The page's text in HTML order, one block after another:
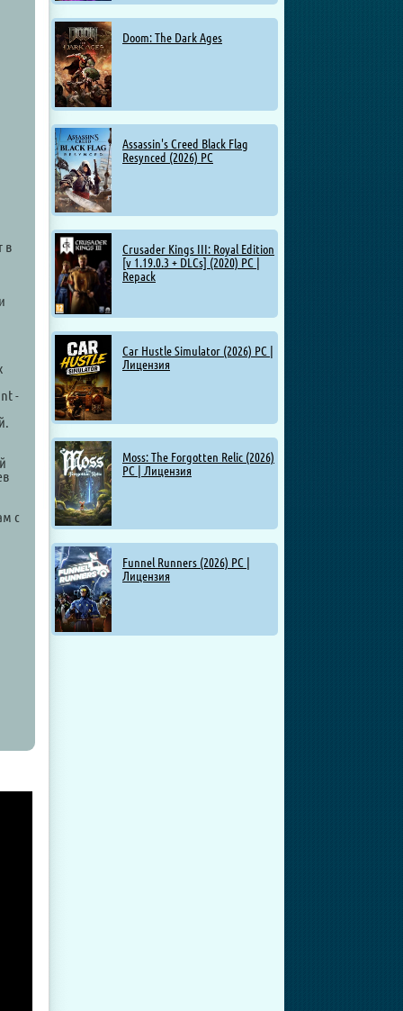
Doom: The Dark Ages
Assassin's Creed Black Flag
Resynced (2026) PC
Crusader Kings III: Royal Edition
[v 1.19.0.3 + DLCs] (2020) PC |
Repack
Car Hustle Simulator (2026) PC |
Лицензия
Moss: The Forgotten Relic (2026)
PC | Лицензия
Funnel Runners (2026) PC |
Лицензия
в
-
с